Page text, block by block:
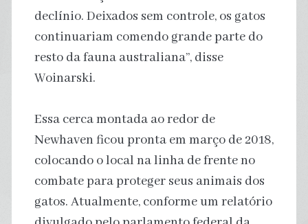
declínio. Deixados sem controle, os gatos
continuariam comendo grande parte do
resto da fauna australiana”, disse
Woinarski.
Essa cerca montada ao redor de
Newhaven ficou pronta em março de 2018,
colocando o local na linha de frente no
combate para proteger seus animais dos
gatos. Atualmente, conforme um relatório